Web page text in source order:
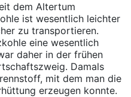
dem Altertum
ist wesentlich leichter
zu transportieren.
eine wesentlich
daher in der frühen
Damals
mit dem man die
erzeugen konnte.